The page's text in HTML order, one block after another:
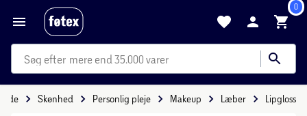
0
mere end 35.000 varer
Skønhed Personlig pleje Makeup Læber Lipgloss